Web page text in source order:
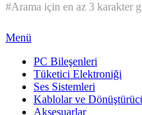
#Arama için en az 3 karakter
Menü
PC Bileşenleri
Tüketici Elektroniği
Ses Sistemleri
Kablolar ve
Aksesuarlar